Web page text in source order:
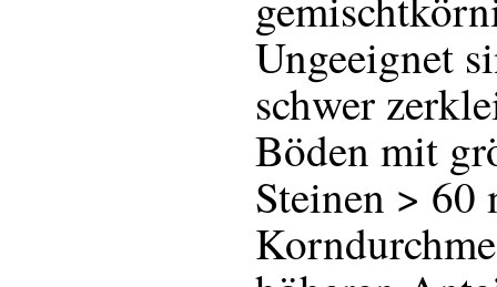
Ungeeignet
schwer
Böden mit
Steinen > 60